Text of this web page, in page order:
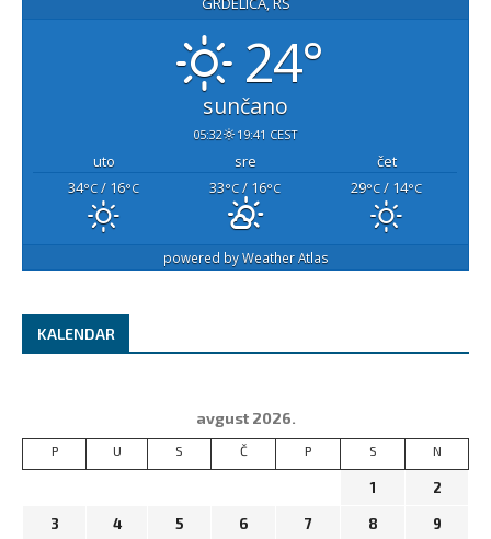
24°
sunčano
05:32 19:41 CEST
uto sre
čet
34°C / 16°C 33°C / 16°C 29°C / 14°C
powered byWeather Atlas
KALENDAR
avgust 2026.
P U S Č P S N
1 2
3 4 5 6 7 8 9